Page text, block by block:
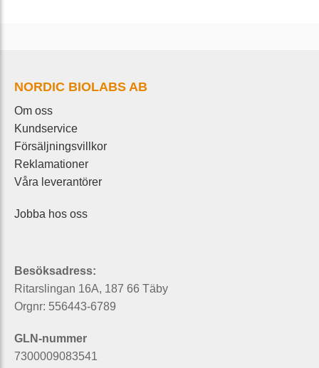
NORDIC BIOLABS AB
Om oss
Kundservice
Försäljningsvillkor
Reklamationer
Våra leverantörer
Jobba hos oss
Besöksadress:
Ritarslingan 16A, 187 66 Täby
Orgnr: 556443-6789
GLN-nummer
7300009083541